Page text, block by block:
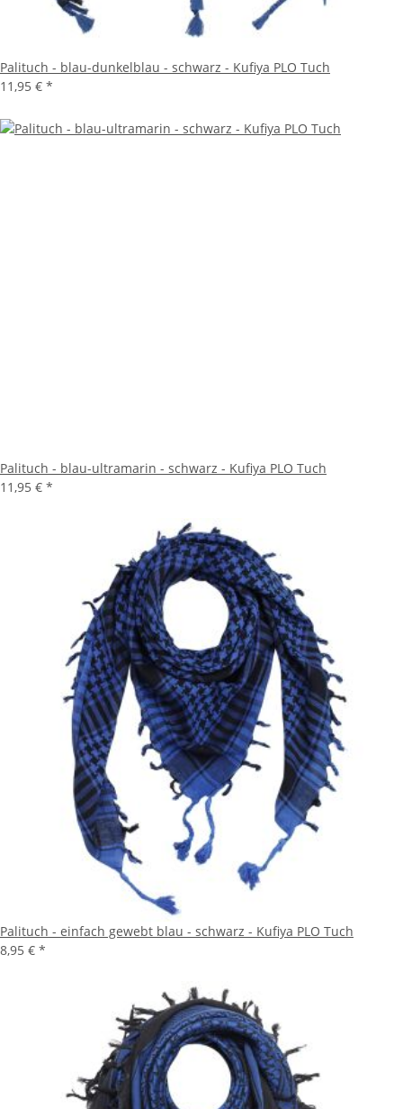
Palituch - blau-dunkelblau - schwarz - Kufiya PLO Tuch
11,95 € *
Palituch - blau-ultramarin - schwarz - Kufiya PLO Tuch
11,95 € *
Palituch - einfach gewebt blau - schwarz - Kufiya PLO Tuch
8,95 € *